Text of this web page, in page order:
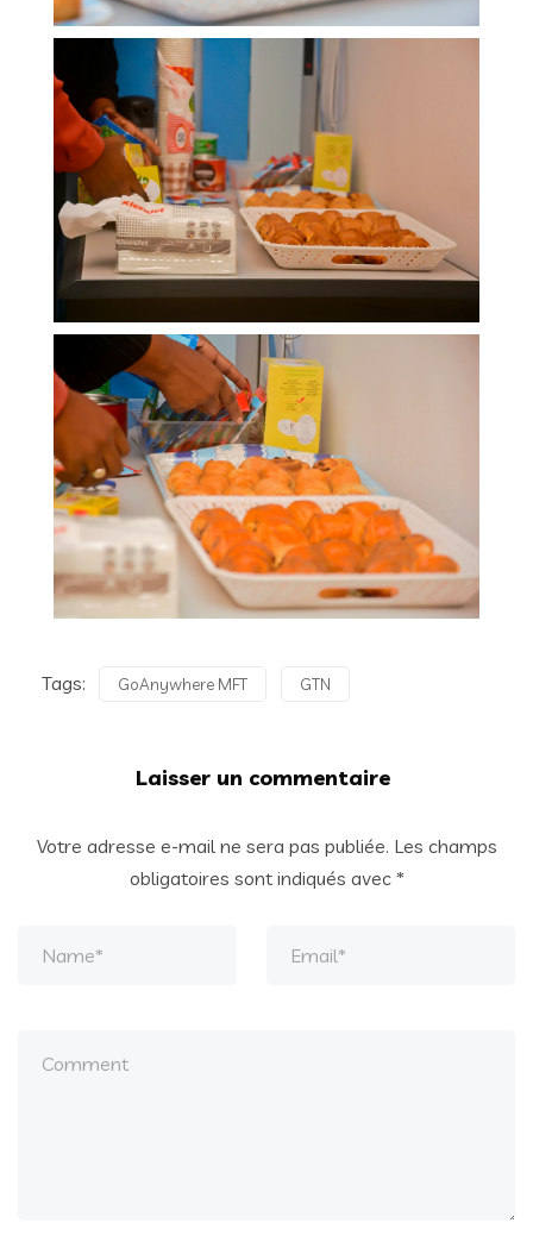
Tags: GoAnywhere MFT GTN
Laisser un commentaire
Votre adresse e-mail ne sera pas publiée. Les champs
obligatoires sont indiqués avec *